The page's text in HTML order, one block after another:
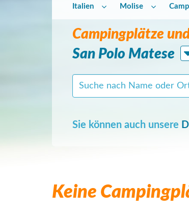
Campingplätze
San Polo Matese
Sie können auch unsere
Italien Molise
Keine